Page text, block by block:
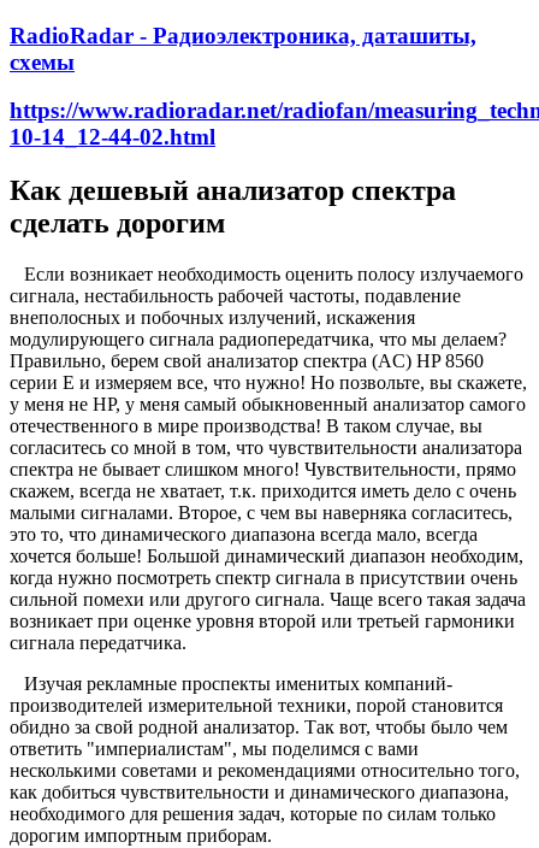
RadioRadar - Радиоэлектроника, даташиты,
схемы
https://www.radioradar.net/radiofan/
10-14_12-44-02.html
Как дешевый анализатор спектра
сделать дорогим
Если возникает необходимость оценить полосу излучаемого
сигнала, нестабильность рабочей частоты, подавление
внеполосных и побочных излучений, искажения
модулирующего сигнала радиопередатчика, что мы делаем?
Правильно, берем свой анализатор спектра (AC) HP 8560
серии Е и измеряем все, что нужно! Но позвольте, вы скажете,
у меня не HP, у меня самый обыкновенный анализатор самого
отечественного в мире производства! В таком случае, вы
согласитесь со мной в том, что чувствительности анализатора
спектра не бывает слишком много! Чувствительности, прямо
скажем, всегда не хватает, т.к. приходится иметь дело с очень
малыми сигналами. Второе, с чем вы наверняка согласитесь,
это то, что динамического диапазона всегда мало, всегда
хочется больше! Большой динамический диапазон необходим,
когда нужно посмотреть спектр сигнала в присутствии очень
сильной помехи или другого сигнала. Чаще всего такая задача
возникает при оценке уровня второй или третьей гармоники
сигнала передатчика.
Изучая рекламные проспекты именитых компаний-
производителей измерительной техники, порой становится
обидно за свой родной анализатор. Так вот, чтобы было чем
ответить "империалистам", мы поделимся с вами
несколькими советами и рекомендациями относительно того,
как добиться чувствительности и динамического диапазона,
необходимого для решения задач, которые по силам только
дорогим импортным приборам.